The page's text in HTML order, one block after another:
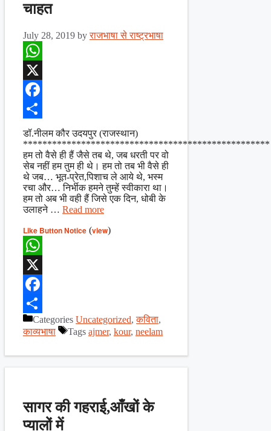
चाहत
July 28, 2019 byराजभाषा से राष्ट्रभाषा
WhatsApp
X
Facebook
Share
डॉ.नीलम कौर उदयपुर (राजस्थान)
***************************************************
हम तो वैसे ही हैं जैसे तब थे, जब धरती पर वो
सेब नहीं हम तुम ही थे। हम तो तब भी वैसे ही
थे जब… भूत-प्रेत,पिशाच ले आये थे, भस्म
रचा और… निर्भीक हमने तुम्हें स्वीकारा था।
हम तो अब भी वही हैं जिसे एक दिन, धोबी के
उलाहने … Read more
Like Button Notice (view)
WhatsApp
X
Facebook
ShareCategories Uncategorized,कविता,
काव्यभाषा
Tags ajmer, kour, neelam
सागर की गहराई,आँखों के
प्यालों में